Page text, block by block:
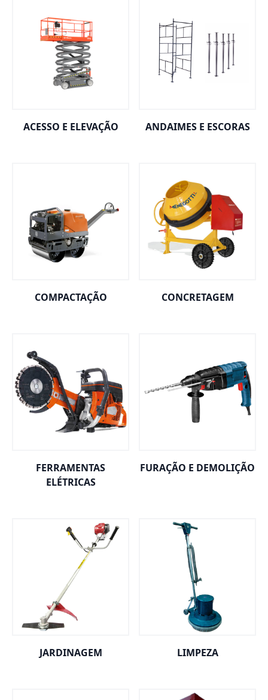
ACESSO E ELEVAÇÃO ANDAIMES E ESCORAS
COMPACTAÇÃO CONCRETAGEM
FERRAMENTAS
ELÉTRICAS
FURAÇÃO E DEMOLIÇÃO
JARDINAGEM LIMPEZA